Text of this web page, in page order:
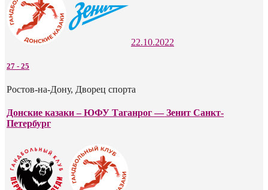
22.10.2022
27 - 25
Ростов-на-Дону, Дворец спорта
Донские казаки – ЮФУ Таганрог — Зенит Санкт-
Петербург